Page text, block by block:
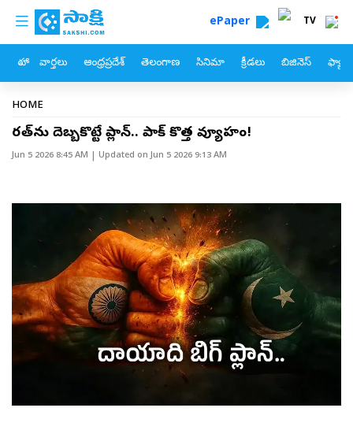
Skip to main content
custom menu ePaper TV
హోం వార్తలు ఆంధ్రప్రదేశ్ తెలంగాణ సినిమా క్రీడలు బిజినెస్
Breadcrumb
HOME
భారత్‌ను దెబ్బకొట్టే ప్లాన్‌.. పాక్‌ కొత్త వ్యూహం!
Jun 5 2026 8:45 AM | Updated onJun 5 2026 9:13 AM